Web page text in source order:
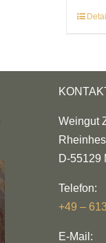
Weingut
D-55129
Telefon:
+49 –
E-Mail: